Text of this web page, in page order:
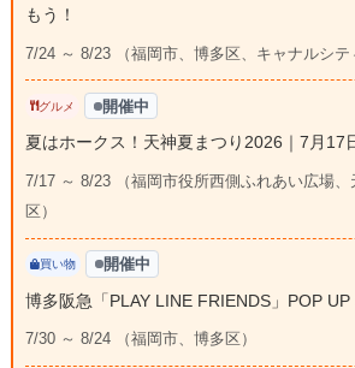
もう！
7/24 ～ 8/23 （福岡市、博多区、キャナルシテ
グルメ 開催中
夏はホークス！天神夏まつり2026｜7月17
7/17 ～ 8/23 （福岡市役所西側ふれあい広場
区）
買い物 開催中
博多阪急「PLAY LINE FRIENDS」POP
7/30 ～ 8/24 （福岡市、博多区）